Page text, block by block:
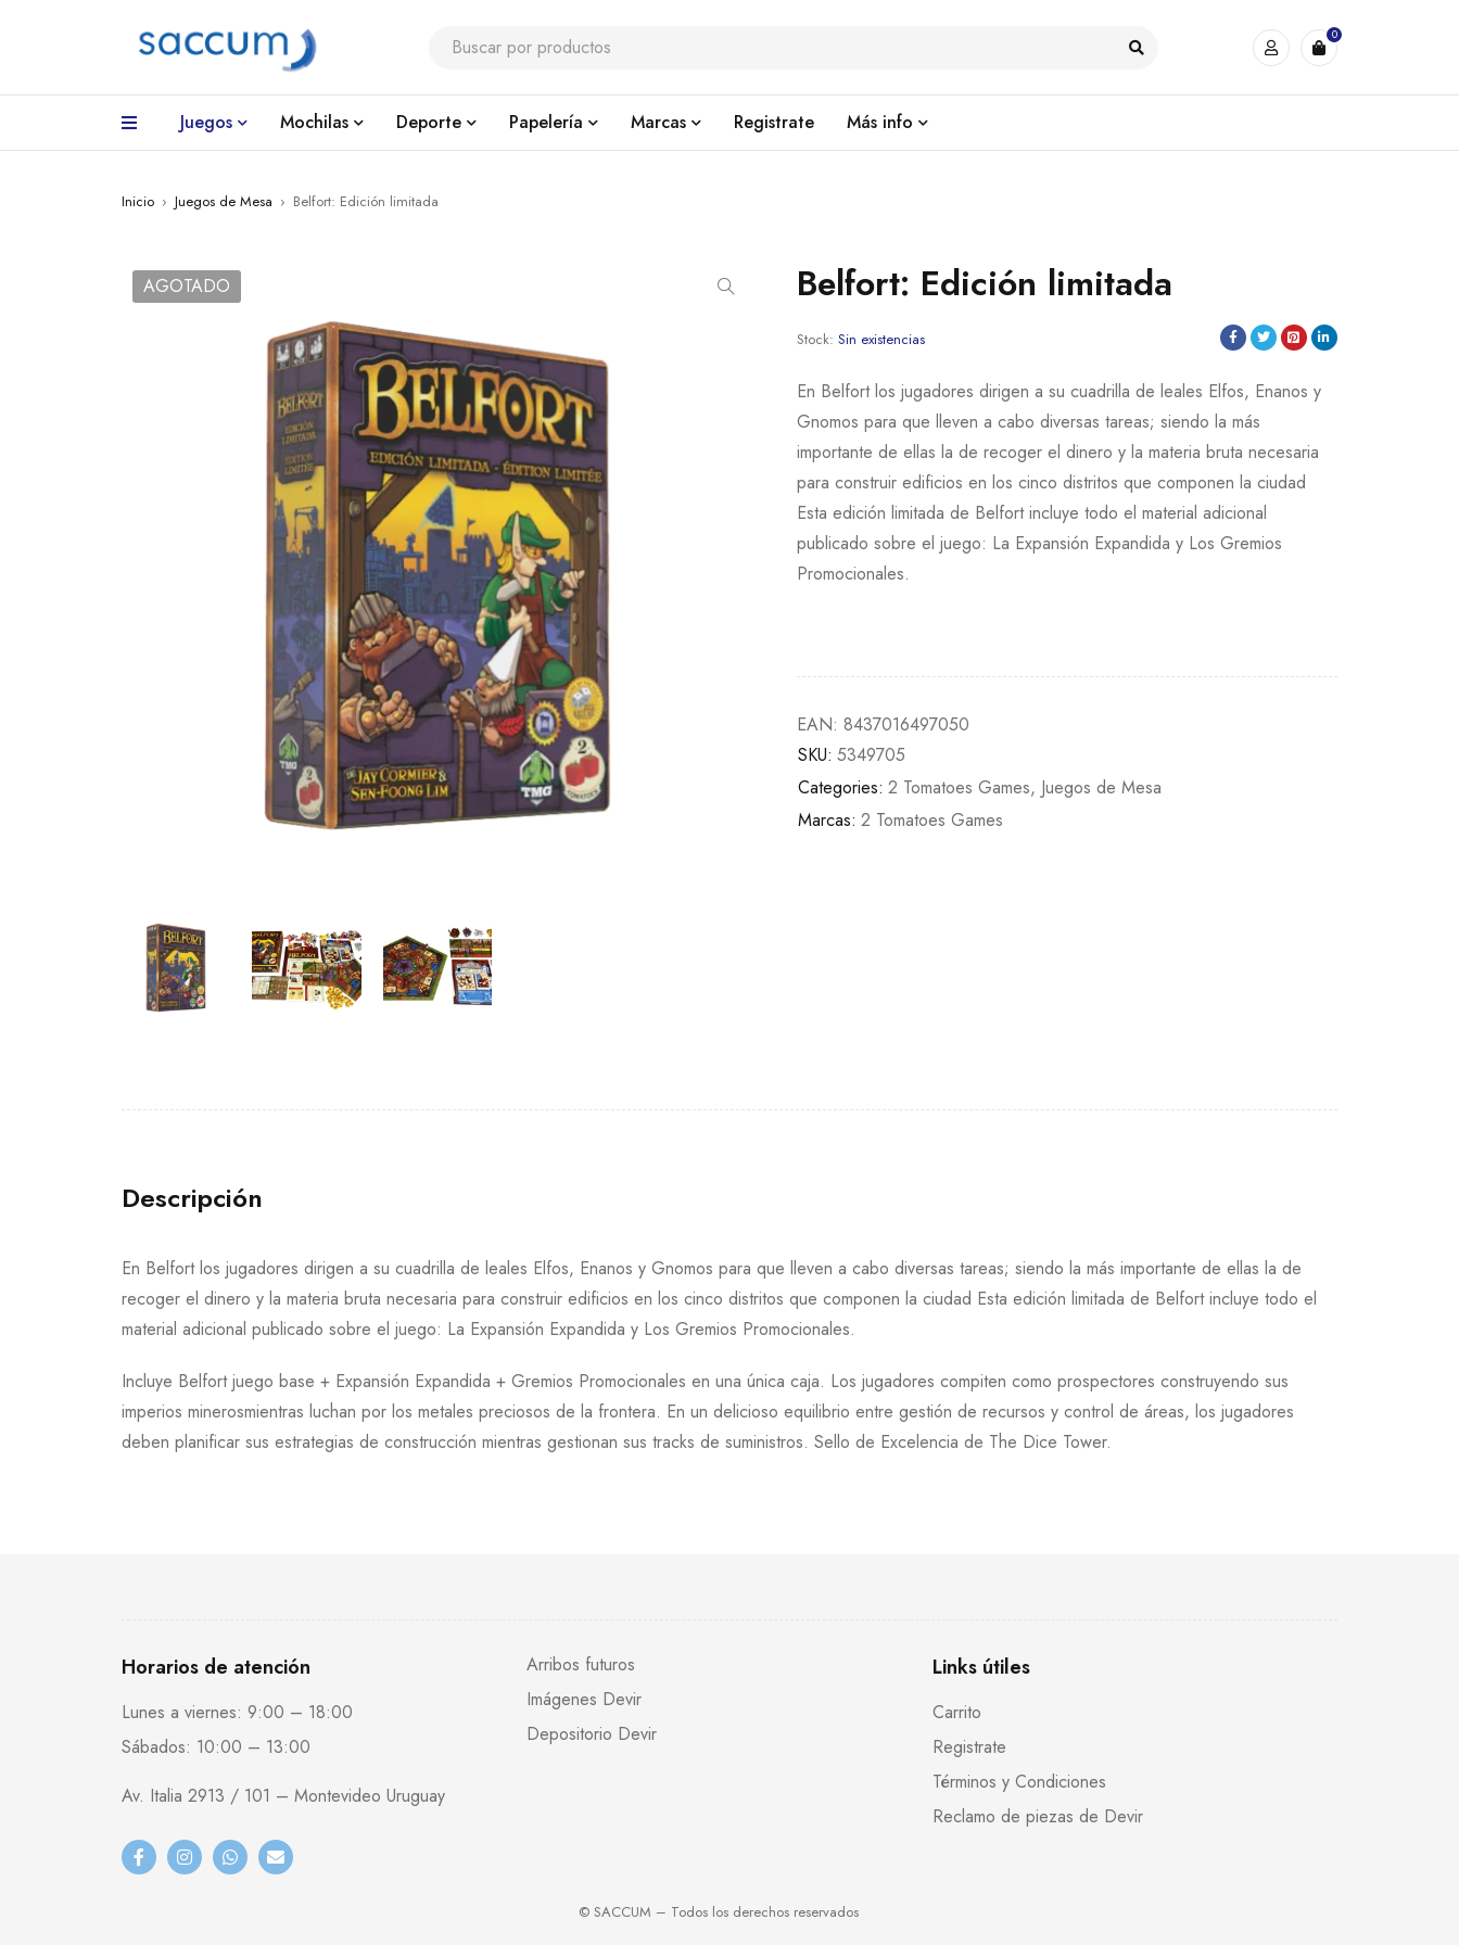
0
Juegos Mochilas Deporte Papelería Marcas Registrate Más info
Inicio › Juegos de Mesa › Belfort: Edición limitada
AGOTADO Belfort: Edición limitada
Stock: Sin existencias
En Belfort los jugadores dirigen a su cuadrilla de leales Elfos, Enanos y
Gnomos para que lleven a cabo diversas tareas; siendo la más
importante de ellas la de recoger el dinero y la materia bruta necesaria
para construir edificios en los cinco distritos que componen la ciudad
Esta edición limitada de Belfort incluye todo el material adicional
publicado sobre el juego: La Expansión Expandida y Los Gremios
Promocionales.
EAN:8437016497050
SKU: 5349705
Categories: 2 Tomatoes Games, Juegos de Mesa
Marcas: 2 Tomatoes Games
Descripción
En Belfort los jugadores dirigen a su cuadrilla de leales Elfos, Enanos y Gnomos para que lleven a cabo diversas tareas; siendo la más importante de ellas la de
recoger el dinero y la materia bruta necesaria para construir edificios en los cinco distritos que componen la ciudad Esta edición limitada de Belfort incluye todo el
material adicional publicado sobre el juego: La Expansión Expandida y Los Gremios Promocionales.
Incluye Belfort juego base + Expansión Expandida + Gremios Promocionales en una única caja. Los jugadores compiten como prospectores construyendo sus
imperios minerosmientras luchan por los metales preciosos de la frontera. En un delicioso equilibrio entre gestión de recursos y control de áreas, los jugadores
deben planificar sus estrategias de construcción mientras gestionan sus tracks de suministros. Sello de Excelencia de The Dice Tower.
Horarios de atención
Lunes a viernes: 9:00 – 18:00
Sábados: 10:00 – 13:00
Av. Italia 2913 / 101 – Montevideo Uruguay
Arribos futuros
Imágenes Devir
Depositorio Devir
Links útiles
Carrito
Registrate
Términos y Condiciones
Reclamo de piezas de Devir
© SACCUM – Todos los derechos reservados